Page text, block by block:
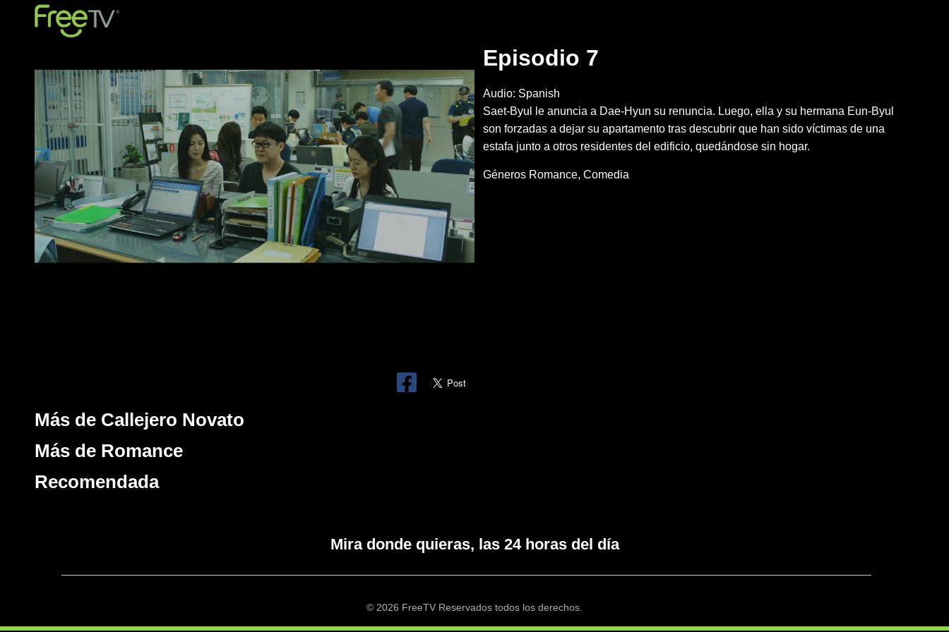
Episodio 7
Audio: Spanish
Saet-Byul le anuncia a Dae-Hyun su renuncia. Luego, ella y su hermana Eun-Byul
son forzadas a dejar su apartamento tras descubrir que han sido víctimas de una
estafa junto a otros residentes del edificio, quedándose sin hogar.
Géneros Romance Comedia
Más de Callejero Novato
Más de Romance
Recomendada
Mira donde quieras, las 24 horas del día
© 2026 FreeTV Reservados todos los derechos.